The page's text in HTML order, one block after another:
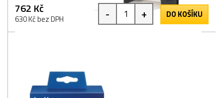
762 Kč
630 Kč bez DPH - + DO KOŠÍKU